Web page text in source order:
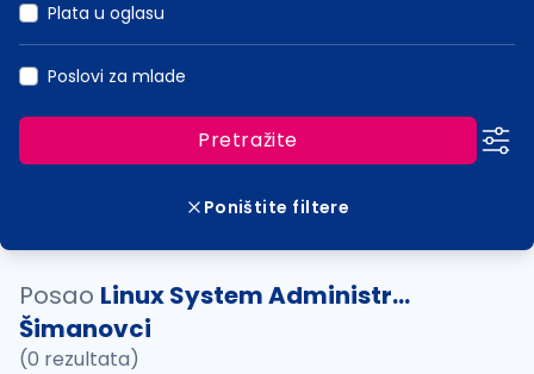
Plata u oglasu
Poslovi za mlade
Pretražite
Poništite filtere
Posao Linux System Administr...
Šimanovci
(0 rezultata)